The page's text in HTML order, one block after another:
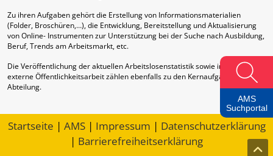
Zu ihren Aufgaben gehört die Erstellung von Informationsmaterialien
(Folder, Broschüren,…), die Entwicklung, Bereitstellung und Aktualisierung
von Online- Instrumenten zur Unterstützung bei der Suche nach Ausbildung,
Beruf, Trends am Arbeitsmarkt, etc.
Die Veröffentlichung der aktuellen Arbeitslosenstatistik sowie interne und
externe Öffentlichkeitsarbeit zählen ebenfalls zu den Kernaufgaben dieser
Abteilung.
Startseite | AMS| Impressum | Datenschutzerklärung
| Barrierefreiheitserklärung
AMS
Suchportal